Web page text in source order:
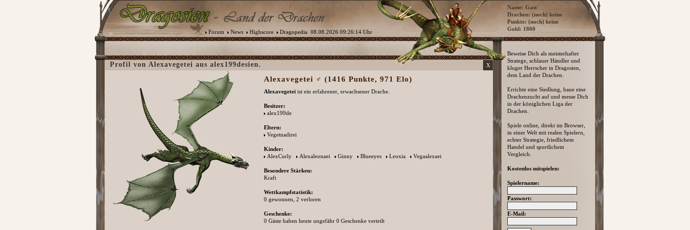
Name: Gast
Drachen: (noch) keine
Punkte: (noch) keine
Gold: 1800
Forum News Highscore Dragopedia 08.08.2026 09:26:14 Uhr
Beweise Dich als meisterhafter
Stratege, schlauer Händler und
kluger Herrscher in Dragosien,
dem Land der Drachen.
Errichte eine Siedlung, baue eine
Drachenzucht auf und messe Dich
in der königlichen Liga der
Drachen.
Spiele online, direkt im Browser,
in einer Welt mit realen Spielern,
echter Strategie, friedlichem
Handel und sportlichem
Vergleich.
Kostenlos mitspielen:
Spielername:
Passwort:
E-Mail:
Profil von Alexavegetei aus alex199desien. X
Alexavegetei ♂ (1416 Punkte, 971 Elo)
Alexavegetei ist ein erfahrener, erwachsener Drache.
Besitzer:
alex199de
Eltern:
Vegetnadirei
Kinder:
AlexCurly
Alexaleonaei Ginny Blueeyes Leoxia Vegaalexaei
Besondere Stärken:
Kraft
Wettkampfstatistik:
0 gewonnen, 2 verloren
Geschenke:
0 Gäste haben heute ungefähr 0 Geschenke verteilt